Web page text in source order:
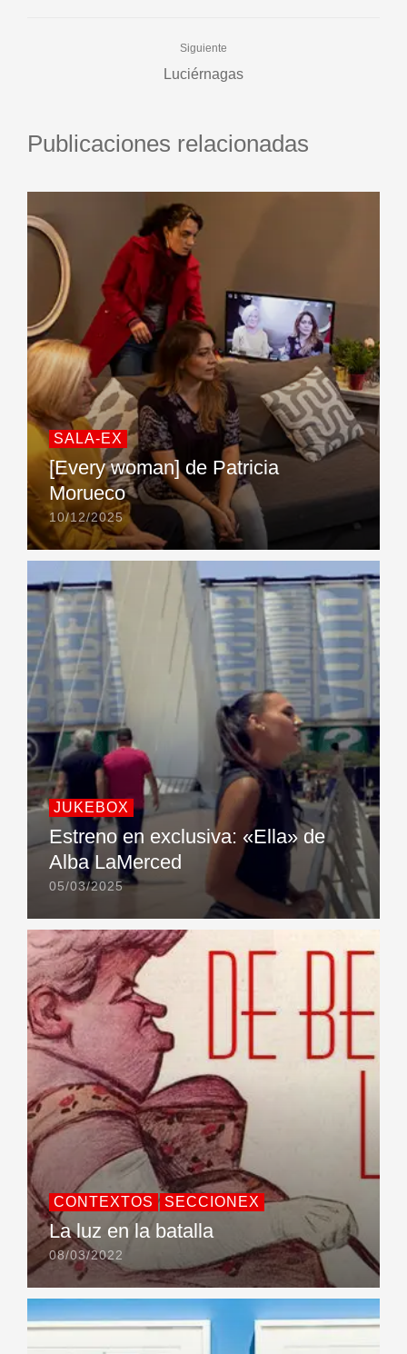
Siguiente
Luciérnagas
Publicaciones relacionadas
SALA-EX
[Every woman] de Patricia
Morueco
10/12/2025
JUKEBOX
Estreno en exclusiva: «Ella» de
Alba LaMerced
05/03/2025
CONTEXTOS SECCIONEX
La luz en la batalla
08/03/2022